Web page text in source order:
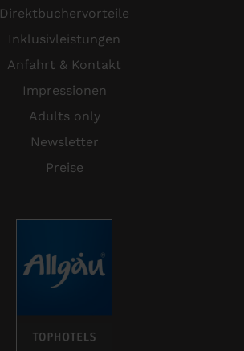
Direktbuchervorteile
Inklusivleistungen
Anfahrt & Kontakt
Impressionen
Adults only
Newsletter
Preise